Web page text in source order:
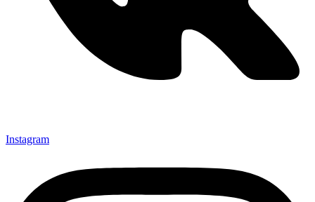
Instagram